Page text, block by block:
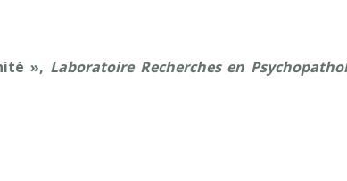
», Laboratoire Recherches en